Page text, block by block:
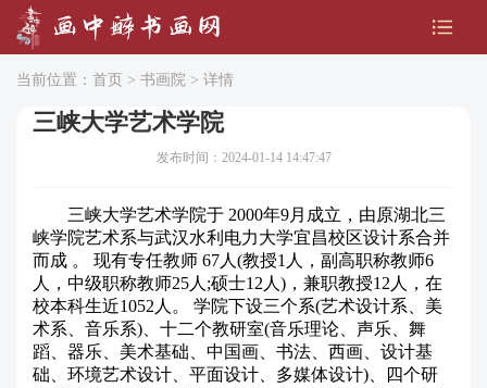
当前位置： 首页 > 书画院 > 详情
三峡大学艺术学院
发布时间：2024-01-14 14:47:47
三峡大学艺术学院于 2000年9月成立，由原湖北三
峡学院艺术系与武汉水利电力大学宜昌校区设计系合并
而成 。 现有专任教师 67人(教授1人，副高职称教师6
人，中级职称教师25人;硕士12人)，兼职教授12人，在
校本科生近1052人。 学院下设三个系(艺术设计系、美
术系、音乐系)、十二个教研室(音乐理论、声乐、舞
蹈、器乐、美术基础、中国画、书法、西画、设计基
础、环境艺术设计、平面设计、多媒体设计)、四个研